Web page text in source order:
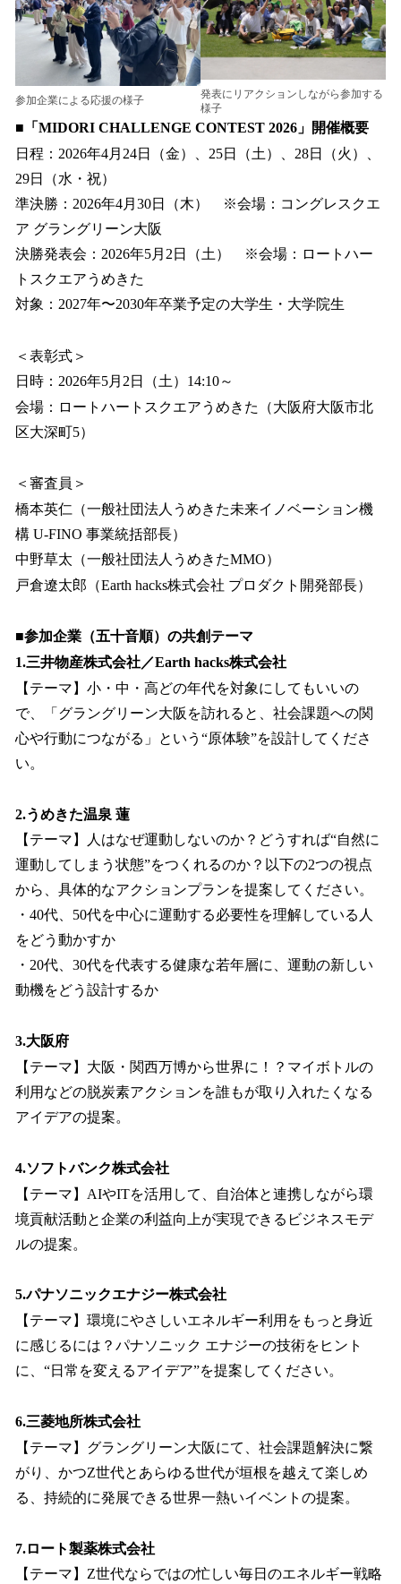
参加企業による応援の様子
発表にリアクションしながら参加する
様子
■「MIDORI CHALLENGE CONTEST 2026」開催概要
日程：2026年4月24日（金）、25日（土）、28日（火）、
29日（水・祝）
準決勝：2026年4月30日（木） ※会場：コングレスクエ
ア グラングリーン大阪
決勝発表会：2026年5月2日（土） ※会場：ロートハー
トスクエアうめきた
対象：2027年〜2030年卒業予定の大学生・大学院生
＜表彰式＞
日時：2026年5月2日（土）14:10～
会場：ロートハートスクエアうめきた（大阪府大阪市北
区大深町5）
＜審査員＞
橋本英仁（一般社団法人うめきた未来イノベーション機
構 U-FINO 事業統括部長）
中野草太（一般社団法人うめきたMMO）
戸倉遼太郎（Earth hacks株式会社 プロダクト開発部長）
■参加企業（五十音順）の共創テーマ
1.三井物産株式会社／Earth hacks株式会社
【テーマ】小・中・高どの年代を対象にしてもいいの
で、「グラングリーン大阪を訪れると、社会課題への関
心や行動につながる」という“原体験”を設計してくださ
い。
2.うめきた温泉 蓮
【テーマ】人はなぜ運動しないのか？どうすれば“自然に
運動してしまう状態”をつくれるのか？以下の2つの視点
から、具体的なアクションプランを提案してください。
・40代、50代を中心に運動する必要性を理解している人
をどう動かすか
・20代、30代を代表する健康な若年層に、運動の新しい
動機をどう設計するか
3.大阪府
【テーマ】大阪・関西万博から世界に！？マイボトルの
利用などの脱炭素アクションを誰もが取り入れたくなる
アイデアの提案。
4.ソフトバンク株式会社
【テーマ】AIやITを活用して、自治体と連携しながら環
境貢献活動と企業の利益向上が実現できるビジネスモデ
ルの提案。
5.パナソニックエナジー株式会社
【テーマ】環境にやさしいエネルギー利用をもっと身近
に感じるには？パナソニック エナジーの技術をヒント
に、“日常を変えるアイデア”を提案してください。
6.三菱地所株式会社
【テーマ】グラングリーン大阪にて、社会課題解決に繋
がり、かつZ世代とあらゆる世代が垣根を越えて楽しめ
る、持続的に発展できる世界一熱いイベントの提案。
7.ロート製薬株式会社
【テーマ】Z世代ならではの忙しい毎日のエネルギー戦略